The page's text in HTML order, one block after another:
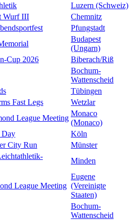
Luzern (Schweiz)
Wurf III
Chemnitz
Pfungstadt
Budapest
(Ungarn)
Cup 2026
Biberach/Riß
Bochum-
Wattenscheid
Tübingen
Fast Legs
Wetzlar
League Meeting
Monaco
(Monaco)
Day
Köln
City Run
Münster
Minden
League Meeting
Eugene
(Vereinigte
Staaten)
Bochum-
Wattenscheid